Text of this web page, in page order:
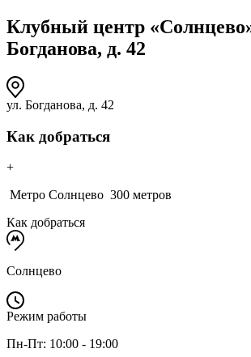
Клубный центр
Богданова, д. 42
ул. Богданова, д. 42
Как добраться
+
Метро Солнцево 300 метров
Как добраться
Солнцево
Режим работы
Пн-Пт: 10:00 - 19:00